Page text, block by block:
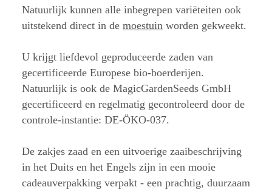
Natuurlijk kunnen alle inbegrepen variëteiten ook
uitstekend direct in de moestuin worden gekweekt.
U krijgt liefdevol geproduceerde zaden van
gecertificeerde Europese bio-boerderijen.
Natuurlijk is ook de MagicGardenSeeds GmbH
gecertificeerd en regelmatig gecontroleerd door de
controle-instantie: DE-ÖKO-037.
De zakjes zaad en een uitvoerige zaaibeschrijving
in het Duits en het Engels zijn in een mooie
cadeauverpakking verpakt - een prachtig, duurzaam